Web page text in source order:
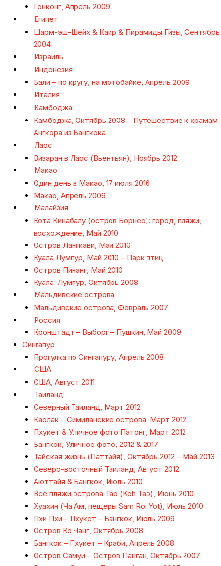
Гонконг, Апрель 2009
Египет
Шарм-эш-Шейх & Каир & Пирамиды Гизы, Сентябрь
2004
Израиль
Индонезия
Бали – по кругу, на мотобайке, Апрель 2009
Италия
Камбоджа
Камбоджа, Октябрь 2008 – Путешествие к храмам
Ангкора из Бангкока
Лаос
Визаран в Лаос (Вьентьян), Ноябрь 2012
Макао
Один день в Макао, 17 июля 2016
Макао, Апрель 2009
Малайзия
Кота Кинабалу (остров Борнео): город, пляжи,
восхождение, Май 2010
Остров Лангкави, Май 2010
Куала Лумпур, Май 2010 – Парк птиц
Остров Пинанг, Май 2010
Куала-Лумпур, Октябрь 2008
Мальдивские острова
Мальдивские острова, Февраль 2007
Россия
Кронштадт – Выборг – Пушкин, Май 2009
Сингапур
Прогулка по Сингапуру, Апрель 2008
США
США, Август 2011
Таиланд
Северный Таиланд, Март 2012
Каолак – Симиланские острова, Март 2012
Пхукет & Уличное фото Патонг, Март 2012
Бангкок, Уличное фото, 2012 & 2017
Тайская жизнь (Паттайя), Октябрь 2012 – Май 2013
Северо-восточный Таиланд, Август 2012
Аюттайя & Бангкок, Июль 2010
Все пляжи острова Тао (Koh Tao), Июнь 2010
Хуахин (Ча Ам, пещеры Sam Roi Yot), Июль 2010
Пхи Пхи – Пхукет – Бангкок, Июль 2009
Остров Ко Чанг, Октябрь 2008
Бангкок – Пхукет – Краби, Апрель 2008
Остров Самуи – Остров Панган, Октябрь 2007